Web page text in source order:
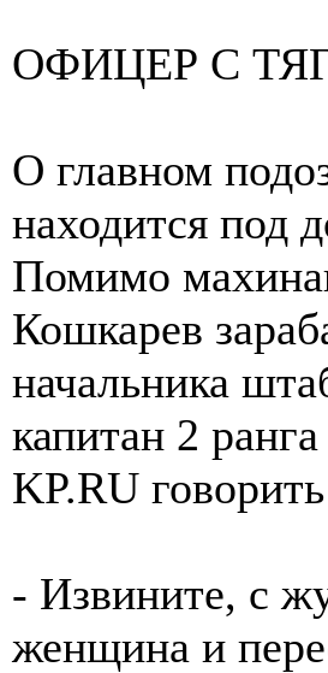
ОФИЦЕР С
О главном
находится под
Помимо
Кошкарев
начальника
капитан 2
KP.RU
- Извините, с
женщина и